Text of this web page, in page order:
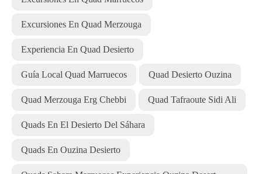
Excursiones En Quad Merzouga
Experiencia En Quad Desierto
Guía Local Quad Marruecos Quad Desierto Ouzina
Quad Merzouga Erg Chebbi Quad Tafraoute Sidi Ali
Quads En El Desierto Del Sáhara
Quads En Ouzina Desierto